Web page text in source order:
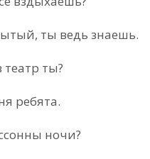
ты ведь знаешь.
ты?
ребята.
ночи?